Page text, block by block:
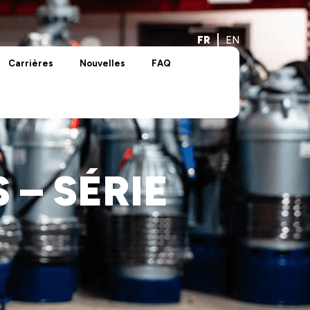
FR EN
Carrières Nouvelles FAQ
– SÉRIE